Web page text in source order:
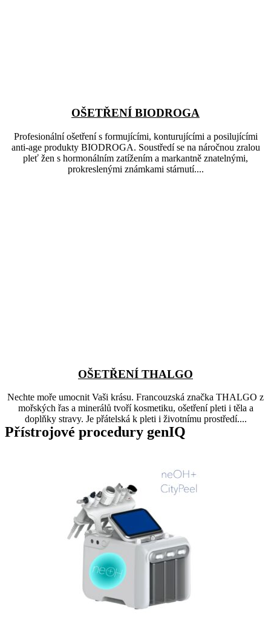
OŠETŘENÍ BIODROGA
Profesionální ošetření s formujícími, konturujícími a posilujícími
anti-age produkty BIODROGA. Soustředí se na náročnou zralou
pleť žen s hormonálním zatížením a markantně znatelnými,
prokreslenými známkami stárnutí....
OŠETŘENÍ THALGO
Nechte moře umocnit Vaši krásu. Francouzská značka THALGO z
mořských řas a minerálů tvoří kosmetiku, ošetření pleti i těla a
doplňky stravy. Je přátelská k pleti i životnímu prostředí....
Přístrojové procedury genIQ